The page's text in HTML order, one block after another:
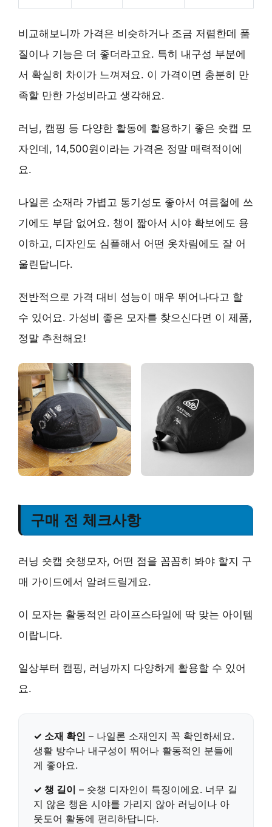
비교해보니까 가격은 비슷하거나 조금 저렴한데 품
질이나 기능은 더 좋더라고요. 특히 내구성 부분에
서 확실히 차이가 느껴져요. 이 가격이면 충분히 만
족할 만한 가성비라고 생각해요.
러닝, 캠핑 등 다양한 활동에 활용하기 좋은 숏캡 모
자인데, 14,500원이라는 가격은 정말 매력적이에
요.
나일론 소재라 가볍고 통기성도 좋아서 여름철에 쓰
기에도 부담 없어요. 챙이 짧아서 시야 확보에도 용
이하고, 디자인도 심플해서 어떤 옷차림에도 잘 어
울린답니다.
전반적으로 가격 대비 성능이 매우 뛰어나다고 할
수 있어요. 가성비 좋은 모자를 찾으신다면 이 제품,
정말 추천해요!
구매 전 체크사항
러닝 숏캡 숏챙모자, 어떤 점을 꼼꼼히 봐야 할지 구
매 가이드에서 알려드릴게요.
이 모자는 활동적인 라이프스타일에 딱 맞는 아이템
이랍니다.
일상부터 캠핑, 러닝까지 다양하게 활용할 수 있어
요.
✓ 소재 확인 – 나일론 소재인지 꼭 확인하세요.
생활 방수나 내구성이 뛰어나 활동적인 분들에
게 좋아요.
✓ 챙 길이 – 숏챙 디자인이 특징이에요. 너무 길
지 않은 챙은 시야를 가리지 않아 러닝이나 아
웃도어 활동에 편리하답니다.